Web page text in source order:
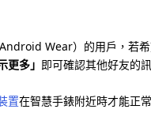
Wear）的用戶，若
更多」 即可確認其他好友的
置在智慧手錶附近時才能正